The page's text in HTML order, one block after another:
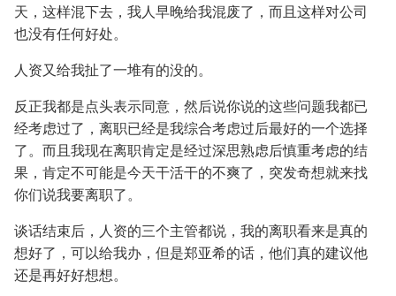
天，这样混下去，我人早晚给我混废了，而且这样对公司
也没有任何好处。
人资又给我扯了一堆有的没的。
反正我都是点头表示同意，然后说你说的这些问题我都已
经考虑过了，离职已经是我综合考虑过后最好的一个选择
了。而且我现在离职肯定是经过深思熟虑后慎重考虑的结
果，肯定不可能是今天干活干的不爽了，突发奇想就来找
你们说我要离职了。
谈话结束后，人资的三个主管都说，我的离职看来是真的
想好了，可以给我办，但是郑亚希的话，他们真的建议他
还是再好好想想。